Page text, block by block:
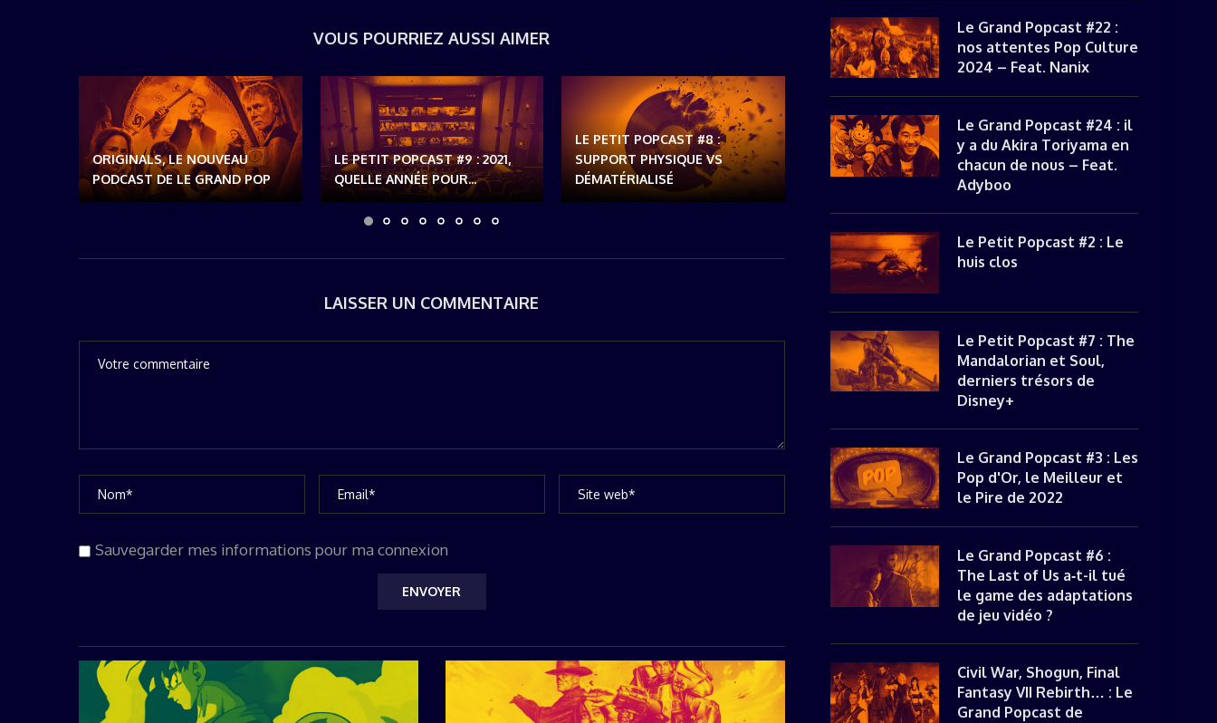
VOUS POURRIEZ AUSSI AIMER
ORIGINALS, LE NOUVEAU
PODCAST DE LE GRAND POP
LE PETIT POPCAST #9 : 2021,
QUELLE ANNÉE POUR...
LE PETIT POPCAST #8 :
SUPPORT PHYSIQUE VS
DÉMATÉRIALISÉ
LE PETIT POPCAST #7 : THE
MANDALORIAN ET SOUL,...
LE PETIT POPCAST #6 :
LAISSER UN COMMENTAIRE
Sauvegarder mes informations pour ma connexion
Le Grand Popcast #22 :
nos attentes Pop Culture
2024 – Feat. Nanix
Le Grand Popcast #24 : il
y a du Akira Toriyama en
chacun de nous – Feat.
Adyboo
Le Petit Popcast #2 : Le
huis clos
Le Petit Popcast #7 : The
Mandalorian et Soul,
derniers trésors de
Disney+
Le Grand Popcast #3 : Les
Pop d'Or, le Meilleur et
le Pire de 2022
Le Grand Popcast #6 :
The Last of Us a‑t-il tué
le game des adaptations
de jeu vidéo ?
Civil War, Shogun, Final
Fantasy VII Rebirth… : Le
Grand Popcast de